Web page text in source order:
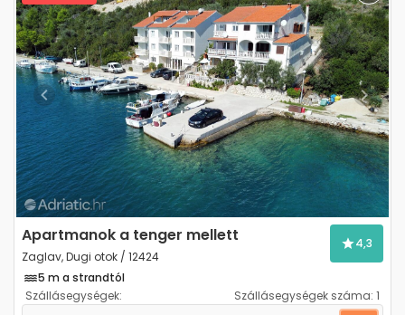
Previous Next
Apartmanok a tenger mellett
Zaglav, Dugi otok / 12424
4,3
5 m a strandtól
Szállásegységek:
Szállásegységek száma: 1